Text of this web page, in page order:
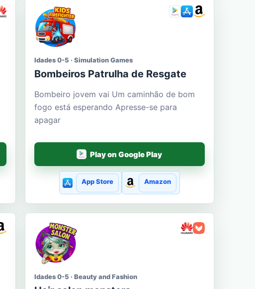
Idades 0-5 · Simulation Games
Bombeiros Patrulha de Resgate
Bombeiro jovem vai Um caminhão de bom
fogo está esperando Apresse-se para
apagar
Play on Google Play
App Store Amazon
Idades 0-5 · Beauty and Fashion